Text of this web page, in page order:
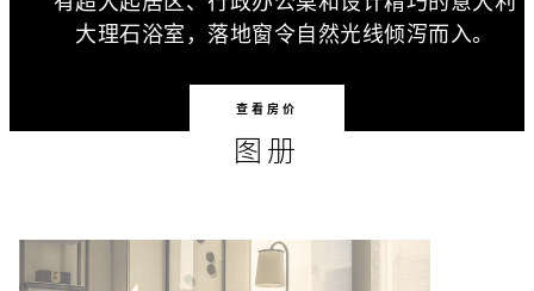
大理石浴室，落地窗令自然光线倾泻而入。
查看房价
图册